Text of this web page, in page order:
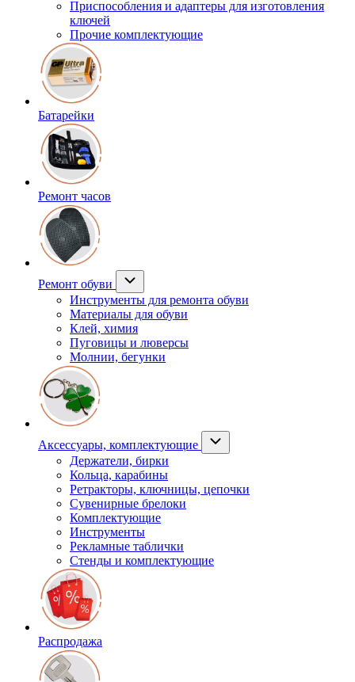
Приспособления и адаптеры для изготовления
ключей
Прочие комплектующие
Батарейки
Ремонт часов
Ремонт обуви
Инструменты для ремонта обуви
Материалы для обуви
Клей, химия
Пуговицы и люверсы
Молнии, бегунки
Аксессуары, комплектующие
Держатели, бирки
Кольца, карабины
Ретракторы, ключницы, цепочки
Сувенирные брелоки
Комплектующие
Инструменты
Рекламные таблички
Стенды и комплектующие
Распродажа